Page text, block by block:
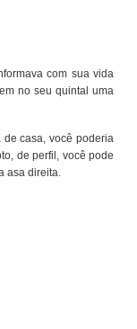
com sua vida
no seu quintal uma
casa, você poderia
de perfil, você pode
asa direita.